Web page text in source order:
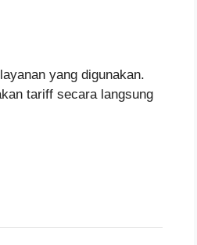
yang digunakan.
tariff secara langsung